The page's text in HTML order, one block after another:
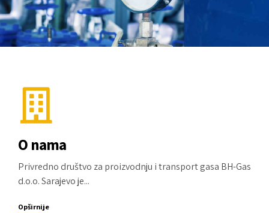
O nama
Privredno društvo za proizvodnju i transport gasa BH-Gas
d.o.o. Sarajevo je...
Opširnije